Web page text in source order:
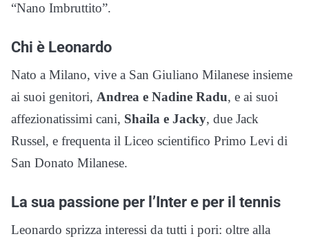
“Nano Imbruttito”.
Chi è Leonardo
Nato a Milano, vive a San Giuliano Milanese insieme
ai suoi genitori, Andrea e Nadine Radu, e ai suoi
affezionatissimi cani, Shaila e Jacky, due Jack
Russel, e frequenta il Liceo scientifico Primo Levi di
San Donato Milanese.
La sua passione per l’Inter e per il tennis
Leonardo sprizza interessi da tutti i pori: oltre alla